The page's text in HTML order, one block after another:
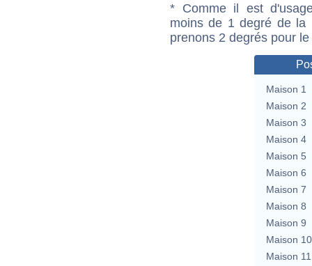
* Comme il est
moins de 1 degré de la
prenons 2 degrés pour
Maison 1
Maison 2
Maison 3
Maison 4
Maison 5
Maison 6
Maison 7
Maison 8
Maison 9
Maison 10
Maison 11